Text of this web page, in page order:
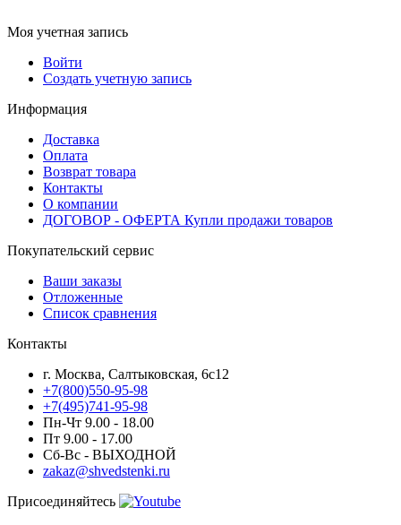
Моя учетная запись
Войти
Создать учетную запись
Информация
Доставка
Оплата
Возврат товара
Контакты
О компании
ДОГОВОР - ОФЕРТА Купли продажи товаров
Покупательский сервис
Ваши заказы
Отложенные
Список сравнения
Контакты
г. Москва, Салтыковская, 6с12
+7(800)550-95-98
+7(495)741-95-98
Пн-Чт 9.00 - 18.00
Пт 9.00 - 17.00
Сб-Вс - ВЫХОДНОЙ
zakaz@shvedstenki.ru
Присоединяйтесь